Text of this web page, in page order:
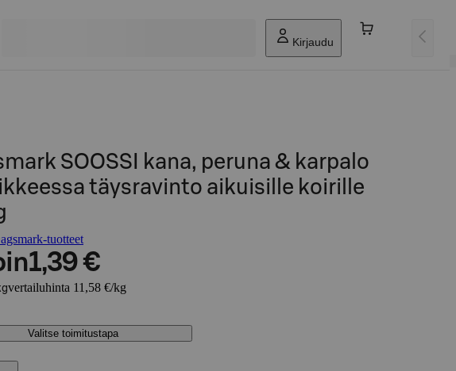
Kirjaudu
SOOSSI kana, peruna & karpalo
täysravinto aikuisille koirille
tuotteet
1,39 €
vertailuhinta 11,58 €/kg
Valitse toimitustapa